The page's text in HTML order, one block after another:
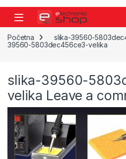
Skip to navigation
Skip to content
Početna slika-39560-
39560-5803dec456ce3-velika
slika-39560-
velika Leave a